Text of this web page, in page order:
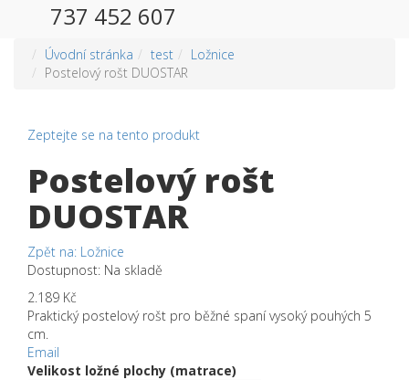
737 452 607
Úvodní stránka test
Ložnice
Postelový rošt DUOSTAR
Zeptejte se na tento produkt
Postelový rošt
DUOSTAR
Zpět na: Ložnice
Dostupnost: Na skladě
2.189 Kč
Praktický postelový rošt pro běžné spaní vysoký pouhých 5
cm.
Email
Velikost ložné plochy (matrace)